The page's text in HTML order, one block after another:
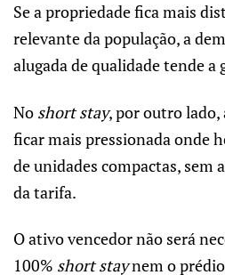
Se a propriedade fica mais
relevante da população, a
alugada de qualidade tende
No short stay, por outro
ficar mais pressionada onde
de unidades compactas,
da tarifa.
O ativo vencedor não será
100% short staynem o